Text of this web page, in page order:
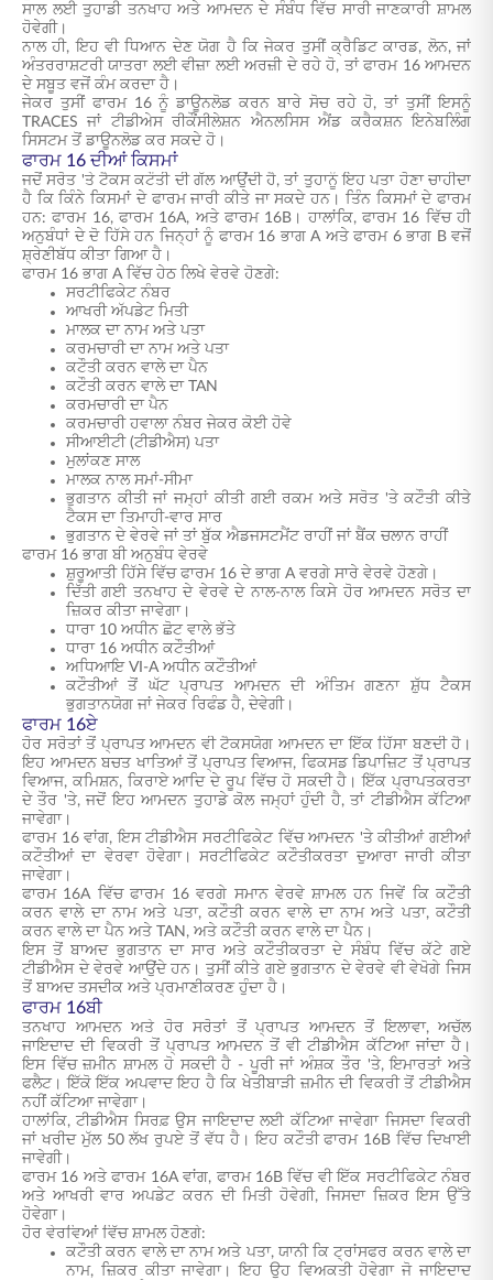
ਸਾਲ ਲਈ ਤੁਹਾਡੀ ਤਨਖਾਹ ਅਤੇ ਆਮਦਨ ਦੇ ਸੰਬੰਧ ਵਿੱਚ ਸਾਰੀ ਜਾਣਕਾਰੀ ਸ਼ਾਮਲ
ਹੋਵੇਗੀ।
ਨਾਲ ਹੀ, ਇਹ ਵੀ ਧਿਆਨ ਦੇਣ ਯੋਗ ਹੈ ਕਿ ਜੇਕਰ ਤੁਸੀਂ ਕ੍ਰੈਡਿਟ ਕਾਰਡ, ਲੋਨ, ਜਾਂ
ਅੰਤਰਰਾਸ਼ਟਰੀ ਯਾਤਰਾ ਲਈ ਵੀਜ਼ਾ ਲਈ ਅਰਜ਼ੀ ਦੇ ਰਹੇ ਹੋ, ਤਾਂ ਫਾਰਮ 16 ਆਮਦਨ
ਦੇ ਸਬੂਤ ਵਜੋਂ ਕੰਮ ਕਰਦਾ ਹੈ।
ਜੇਕਰ ਤੁਸੀਂ ਫਾਰਮ 16 ਨੂੰ ਡਾਊਨਲੋਡ ਕਰਨ ਬਾਰੇ ਸੋਚ ਰਹੇ ਹੋ, ਤਾਂ ਤੁਸੀਂ ਇਸਨੂੰ
TRACES ਜਾਂ ਟੀਡੀਅੇਸ ਰੀਕੌਂਸੀਲੇਸ਼ਨ ਐਨਲਸਿਸ ਐਂਡ ਕਰੈਕਸ਼ਨ ਇਨੇਬਲਿੰਗ
ਸਿਸਟਮ ਤੋਂ ਡਾਊਨਲੋਡ ਕਰ ਸਕਦੇ ਹੋ।
ਫਾਰਮ 16 ਦੀਆਂ ਕਿਸਮਾਂ
ਜਦੋਂ ਸਰੋਤ 'ਤੇ ਟੈਕਸ ਕਟੌਤੀ ਦੀ ਗੱਲ ਆਉਂਦੀ ਹੈ, ਤਾਂ ਤੁਹਾਨੂੰ ਇਹ ਪਤਾ ਹੋਣਾ ਚਾਹੀਦਾ
ਹੈ ਕਿ ਕਿੰਨੇ ਕਿਸਮਾਂ ਦੇ ਫਾਰਮ ਜਾਰੀ ਕੀਤੇ ਜਾ ਸਕਦੇ ਹਨ। ਤਿੰਨ ਕਿਸਮਾਂ ਦੇ ਫਾਰਮ
ਹਨ: ਫਾਰਮ 16, ਫਾਰਮ 16A, ਅਤੇ ਫਾਰਮ 16B। ਹਾਲਾਂਕਿ, ਫਾਰਮ 16 ਵਿੱਚ ਹੀ
ਅਨੁਬੰਧਾਂ ਦੇ ਦੋ ਹਿੱਸੇ ਹਨ ਜਿਨ੍ਹਾਂ ਨੂੰ ਫਾਰਮ 16 ਭਾਗ A ਅਤੇ ਫਾਰਮ 6 ਭਾਗ B ਵਜੋਂ
ਸ਼੍ਰੇਣੀਬੱਧ ਕੀਤਾ ਗਿਆ ਹੈ।
ਫਾਰਮ 16 ਭਾਗ A ਵਿੱਚ ਹੇਠ ਲਿਖੇ ਵੇਰਵੇ ਹੋਣਗੇ:
ਸਰਟੀਫਿਕੇਟ ਨੰਬਰ
ਆਖਰੀ ਅੱਪਡੇਟ ਮਿਤੀ
ਮਾਲਕ ਦਾ ਨਾਮ ਅਤੇ ਪਤਾ
ਕਰਮਚਾਰੀ ਦਾ ਨਾਮ ਅਤੇ ਪਤਾ
ਕਟੌਤੀ ਕਰਨ ਵਾਲੇ ਦਾ ਪੈਨ
ਕਟੌਤੀ ਕਰਨ ਵਾਲੇ ਦਾ TAN
ਕਰਮਚਾਰੀ ਦਾ ਪੈਨ
ਕਰਮਚਾਰੀ ਹਵਾਲਾ ਨੰਬਰ ਜੇਕਰ ਕੋਈ ਹੋਵੇ
ਸੀਆਈਟੀ (ਟੀਡੀਐਸ) ਪਤਾ
ਮੁਲਾਂਕਣ ਸਾਲ
ਮਾਲਕ ਨਾਲ ਸਮਾਂ-ਸੀਮਾ
ਭੁਗਤਾਨ ਕੀਤੀ ਜਾਂ ਜਮ੍ਹਾਂ ਕੀਤੀ ਗਈ ਰਕਮ ਅਤੇ ਸਰੋਤ 'ਤੇ ਕਟੌਤੀ ਕੀਤੇ
ਟੈਕਸ ਦਾ ਤਿਮਾਹੀ-ਵਾਰ ਸਾਰ
ਭੁਗਤਾਨ ਦੇ ਵੇਰਵੇ ਜਾਂ ਤਾਂ ਬੁੱਕ ਐਡਜਸਟਮੈਂਟ ਰਾਹੀਂ ਜਾਂ ਬੈਂਕ ਚਲਾਨ ਰਾਹੀਂ
ਫਾਰਮ 16 ਭਾਗ ਬੀ ਅਨੁਬੰਧ ਵੇਰਵੇ
ਸ਼ੁਰੂਆਤੀ ਹਿੱਸੇ ਵਿੱਚ ਫਾਰਮ 16 ਦੇ ਭਾਗ A ਵਰਗੇ ਸਾਰੇ ਵੇਰਵੇ ਹੋਣਗੇ।
ਦਿੱਤੀ ਗਈ ਤਨਖਾਹ ਦੇ ਵੇਰਵੇ ਦੇ ਨਾਲ-ਨਾਲ ਕਿਸੇ ਹੋਰ ਆਮਦਨ ਸਰੋਤ ਦਾ
ਜ਼ਿਕਰ ਕੀਤਾ ਜਾਵੇਗਾ।
ਧਾਰਾ 10 ਅਧੀਨ ਛੋਟ ਵਾਲੇ ਭੱਤੇ
ਧਾਰਾ 16 ਅਧੀਨ ਕਟੌਤੀਆਂ
ਅਧਿਆਇ VI-A ਅਧੀਨ ਕਟੌਤੀਆਂ
ਕਟੌਤੀਆਂ ਤੋਂ ਘੱਟ ਪ੍ਰਾਪਤ ਆਮਦਨ ਦੀ ਅੰਤਿਮ ਗਣਨਾ ਸ਼ੁੱਧ ਟੈਕਸ
ਭੁਗਤਾਨਯੋਗ ਜਾਂ ਜੇਕਰ ਰਿਫੰਡ ਹੈ, ਦੇਵੇਗੀ।
ਫਾਰਮ 16ਏ
ਹੋਰ ਸਰੋਤਾਂ ਤੋਂ ਪ੍ਰਾਪਤ ਆਮਦਨ ਵੀ ਟੈਕਸਯੋਗ ਆਮਦਨ ਦਾ ਇੱਕ ਹਿੱਸਾ ਬਣਦੀ ਹੈ।
ਇਹ ਆਮਦਨ ਬਚਤ ਖਾਤਿਆਂ ਤੋਂ ਪ੍ਰਾਪਤ ਵਿਆਜ, ਫਿਕਸਡ ਡਿਪਾਜ਼ਿਟ ਤੋਂ ਪ੍ਰਾਪਤ
ਵਿਆਜ, ਕਮਿਸ਼ਨ, ਕਿਰਾਏ ਆਦਿ ਦੇ ਰੂਪ ਵਿੱਚ ਹੋ ਸਕਦੀ ਹੈ। ਇੱਕ ਪ੍ਰਾਪਤਕਰਤਾ
ਦੇ ਤੌਰ 'ਤੇ, ਜਦੋਂ ਇਹ ਆਮਦਨ ਤੁਹਾਡੇ ਕੋਲ ਜਮ੍ਹਾਂ ਹੁੰਦੀ ਹੈ, ਤਾਂ ਟੀਡੀਐਸ ਕੱਟਿਆ
ਜਾਵੇਗਾ।
ਫਾਰਮ 16 ਵਾਂਗ, ਇਸ ਟੀਡੀਐਸ ਸਰਟੀਫਿਕੇਟ ਵਿੱਚ ਆਮਦਨ 'ਤੇ ਕੀਤੀਆਂ ਗਈਆਂ
ਕਟੌਤੀਆਂ ਦਾ ਵੇਰਵਾ ਹੋਵੇਗਾ। ਸਰਟੀਫਿਕੇਟ ਕਟੌਤੀਕਰਤਾ ਦੁਆਰਾ ਜਾਰੀ ਕੀਤਾ
ਜਾਵੇਗਾ।
ਫਾਰਮ 16A ਵਿੱਚ ਫਾਰਮ 16 ਵਰਗੇ ਸਮਾਨ ਵੇਰਵੇ ਸ਼ਾਮਲ ਹਨ ਜਿਵੇਂ ਕਿ ਕਟੌਤੀ
ਕਰਨ ਵਾਲੇ ਦਾ ਨਾਮ ਅਤੇ ਪਤਾ, ਕਟੌਤੀ ਕਰਨ ਵਾਲੇ ਦਾ ਨਾਮ ਅਤੇ ਪਤਾ, ਕਟੌਤੀ
ਕਰਨ ਵਾਲੇ ਦਾ ਪੈਨ ਅਤੇ TAN, ਅਤੇ ਕਟੌਤੀ ਕਰਨ ਵਾਲੇ ਦਾ ਪੈਨ।
ਇਸ ਤੋਂ ਬਾਅਦ ਭੁਗਤਾਨ ਦਾ ਸਾਰ ਅਤੇ ਕਟੌਤੀਕਰਤਾ ਦੇ ਸੰਬੰਧ ਵਿੱਚ ਕੱਟੇ ਗਏ
ਟੀਡੀਐਸ ਦੇ ਵੇਰਵੇ ਆਉਂਦੇ ਹਨ। ਤੁਸੀਂ ਕੀਤੇ ਗਏ ਭੁਗਤਾਨ ਦੇ ਵੇਰਵੇ ਵੀ ਵੇਖੋਗੇ ਜਿਸ
ਤੋਂ ਬਾਅਦ ਤਸਦੀਕ ਅਤੇ ਪ੍ਰਮਾਣੀਕਰਣ ਹੁੰਦਾ ਹੈ।
ਫਾਰਮ 16ਬੀ
ਤਨਖਾਹ ਆਮਦਨ ਅਤੇ ਹੋਰ ਸਰੋਤਾਂ ਤੋਂ ਪ੍ਰਾਪਤ ਆਮਦਨ ਤੋਂ ਇਲਾਵਾ, ਅਚੱਲ
ਜਾਇਦਾਦ ਦੀ ਵਿਕਰੀ ਤੋਂ ਪ੍ਰਾਪਤ ਆਮਦਨ ਤੋਂ ਵੀ ਟੀਡੀਐਸ ਕੱਟਿਆ ਜਾਂਦਾ ਹੈ।
ਇਸ ਵਿੱਚ ਜ਼ਮੀਨ ਸ਼ਾਮਲ ਹੋ ਸਕਦੀ ਹੈ - ਪੂਰੀ ਜਾਂ ਅੰਸ਼ਕ ਤੌਰ 'ਤੇ, ਇਮਾਰਤਾਂ ਅਤੇ
ਫਲੈਟ। ਇੱਕੋ ਇੱਕ ਅਪਵਾਦ ਇਹ ਹੈ ਕਿ ਖੇਤੀਬਾੜੀ ਜ਼ਮੀਨ ਦੀ ਵਿਕਰੀ ਤੋਂ ਟੀਡੀਐਸ
ਨਹੀਂ ਕੱਟਿਆ ਜਾਵੇਗਾ।
ਹਾਲਾਂਕਿ, ਟੀਡੀਐਸ ਸਿਰਫ਼ ਉਸ ਜਾਇਦਾਦ ਲਈ ਕੱਟਿਆ ਜਾਵੇਗਾ ਜਿਸਦਾ ਵਿਕਰੀ
ਜਾਂ ਖਰੀਦ ਮੁੱਲ 50 ਲੱਖ ਰੁਪਏ ਤੋਂ ਵੱਧ ਹੈ। ਇਹ ਕਟੌਤੀ ਫਾਰਮ 16B ਵਿੱਚ ਦਿਖਾਈ
ਜਾਵੇਗੀ।
ਫਾਰਮ 16 ਅਤੇ ਫਾਰਮ 16A ਵਾਂਗ, ਫਾਰਮ 16B ਵਿੱਚ ਵੀ ਇੱਕ ਸਰਟੀਫਿਕੇਟ ਨੰਬਰ
ਅਤੇ ਆਖਰੀ ਵਾਰ ਅਪਡੇਟ ਕਰਨ ਦੀ ਮਿਤੀ ਹੋਵੇਗੀ, ਜਿਸਦਾ ਜ਼ਿਕਰ ਇਸ ਉੱਤੇ
ਹੋਵੇਗਾ।
ਹੋਰ ਵੇਰਵਿਆਂ ਵਿੱਚ ਸ਼ਾਮਲ ਹੋਣਗੇ:
ਕਟੌਤੀ ਕਰਨ ਵਾਲੇ ਦਾ ਨਾਮ ਅਤੇ ਪਤਾ, ਯਾਨੀ ਕਿ ਟ੍ਰਾਂਸਫਰ ਕਰਨ ਵਾਲੇ ਦਾ
ਨਾਮ, ਜ਼ਿਕਰ ਕੀਤਾ ਜਾਵੇਗਾ। ਇਹ ਉਹ ਵਿਅਕਤੀ ਹੋਵੇਗਾ ਜੋ ਜਾਇਦਾਦ